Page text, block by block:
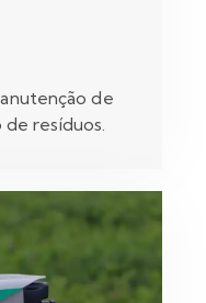
de
resíduos.